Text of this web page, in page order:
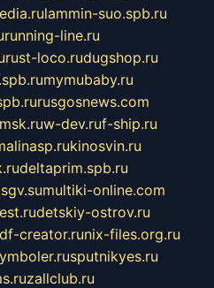
lammin-suo.spb.ru
running-line.ru
rust-loco.rudugshop.ru
mymubaby.ru
rusgosnews.com
w-dev.ruf-ship.ru
kinosvin.ru
deltaprim.spb.ru
sgv.sumultiki-online.com
detskiy-ostrov.ru
creator.runix-files.org.ru
sputnikyes.ru
zallclub.ru